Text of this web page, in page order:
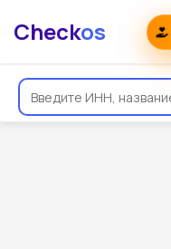
Checkos